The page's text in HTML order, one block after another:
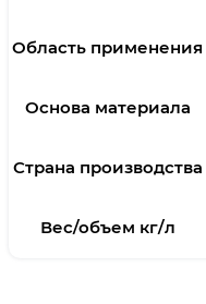
Область применения
Основа материала
Страна производства
Вес/объем кг/л